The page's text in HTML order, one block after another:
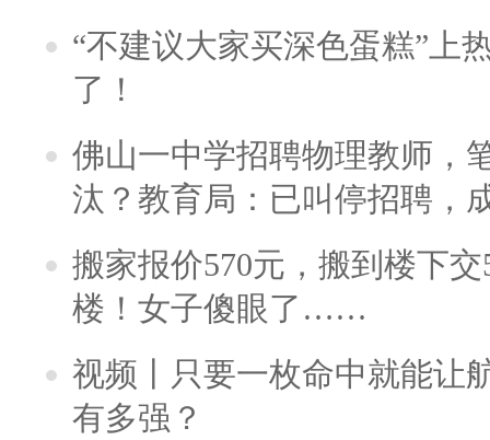
“不建议大家买深色蛋糕”上
了！
佛山一中学招聘物理教师，
汰？教育局：已叫停招聘，
搬家报价570元，搬到楼下
楼！女子傻眼了……
视频丨只要一枚命中就能让
有多强？